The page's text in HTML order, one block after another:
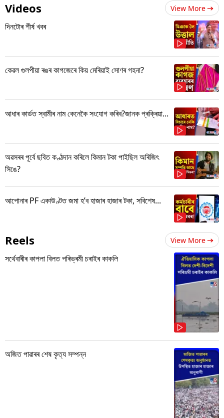
Videos View More
দিনটোৰ শীৰ্ষ খবৰ
কেৱল গুলপীয়া ৰঙৰ কাগজেৰে কিয় মেৰিয়াই সোণৰ গহনা?
আধাৰ কাৰ্ডত স্বামীৰ নাম কেনেকৈ সংযোগ কৰিব?জানক প্ৰক্ৰিয়া...
অৱসৰৰ পূৰ্বে ছবিত কণ্ঠদান কৰিলে কিমান টকা পাইছিল অৰিজিৎ
সিঙে?
আপোনাৰ PF একাউণ্টত জমা হ’ব হাজাৰ হাজাৰ টকা, সবিশেষ...
Reels View More
সৰ্থেবাৰীৰ কাপলা বিলত পৰিভ্ৰমী চৰাইৰ কাকলি
অজিত পাৱাৰৰ শেষ কৃত্য সম্পন্ন